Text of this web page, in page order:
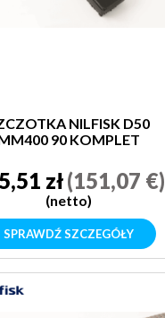
NILFISK D50
90 KOMPLET
zł(151,07 €)
(netto)
SPRAWDŹ SZCZEGÓŁY